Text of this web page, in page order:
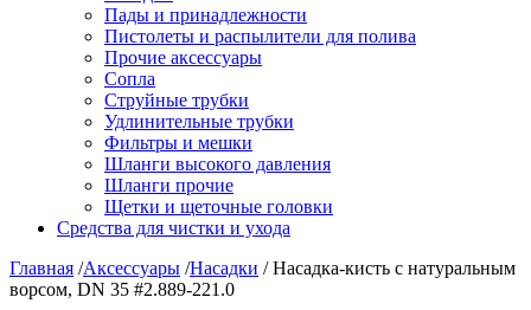
Пады и принадлежности
Пистолеты и распылители для полива
Прочие аксессуары
Сопла
Струйные трубки
Удлинительные трубки
Фильтры и мешки
Шланги высокого давления
Шланги прочие
Щетки и щеточные головки
Средства для чистки и ухода
Главная /Аксессуары /Насадки / Насадка-кисть с натуральным
ворсом, DN 35 #2.889-221.0